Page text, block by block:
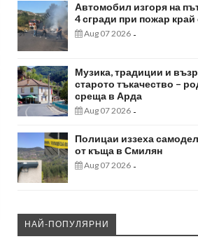
Автомобил изгоря на
4 сгради при пожар край
Aug 07 2026 -
Музика, традиции и
старото тъкачество –
среща в Арда
Aug 07 2026 -
Полицаи иззеха
от къща в Смилян
Aug 07 2026 -
НАЙ-ПОПУЛЯРНИ